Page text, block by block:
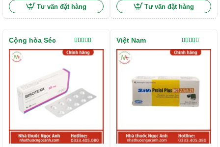
Tư vấn đặt hàng Tư vấn đặt hàng
Được xếp
hạng4.00
Cộng hòa Séc
Được xếp
hạng5.00
Việt Nam